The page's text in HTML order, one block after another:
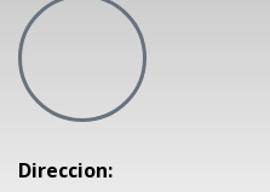
Direccion: